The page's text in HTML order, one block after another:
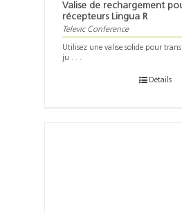
Valise de rechargement
récepteurs Lingua R
Televic Conference
Utilisez une valise solide pour
ju . . .
Détails